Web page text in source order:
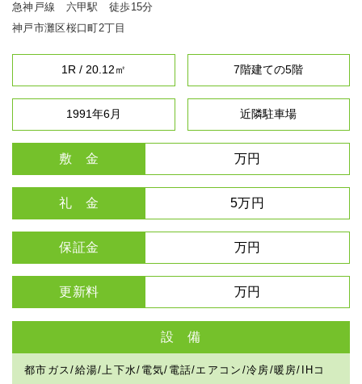
急神戸線 六甲駅 徒歩15分
神戸市灘区桜口町2丁目
1R / 20.12㎡ 7階建ての5階
1991年6月 近隣駐車場
敷 金 万円
礼 金 5万円
保証金 万円
更新料 万円
設 備
都市ガス/給湯/上下水/電気/電話/エアコン/冷房/暖房/IHコ